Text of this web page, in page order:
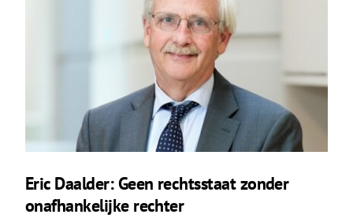
Eric Daalder: Geen rechtsstaat zonder
onafhankelijke rechter